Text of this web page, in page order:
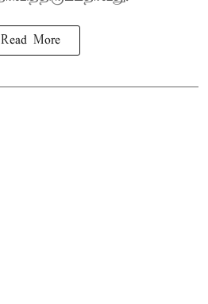
Read More